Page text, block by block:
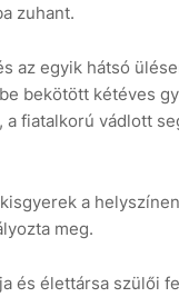
zuhant.
az egyik hátsó
bekötött kétéves
fiatalkorú vádlott
a
meg.
és élettársa szülői